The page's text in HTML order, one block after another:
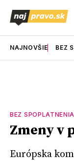
NAJNOVŠIE BEZ
BEZ SPOPLATNENIA
Zmeny v
Európska